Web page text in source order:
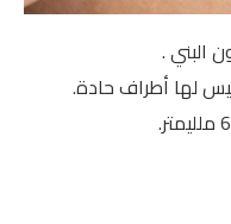
البني .
لها أطراف حادة.